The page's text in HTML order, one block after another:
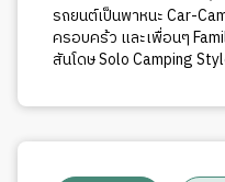
รถยนต์เป็นพาหนะ Car-
ครอบคร้ว และเพื่อนๆ
สันโดษ Solo Camping